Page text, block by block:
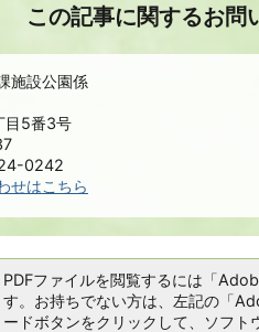
この記事に関するお問
施設公園係
目5番3号
0242
せはこちら
PDFファイルを閲覧するには「
す。お持ちでない方は、左記の「
ードボタンをクリックして、ソフ